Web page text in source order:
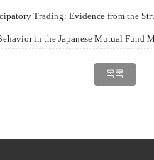
Trading: Evidence from the
in the Japanese Mutual Fund
목록